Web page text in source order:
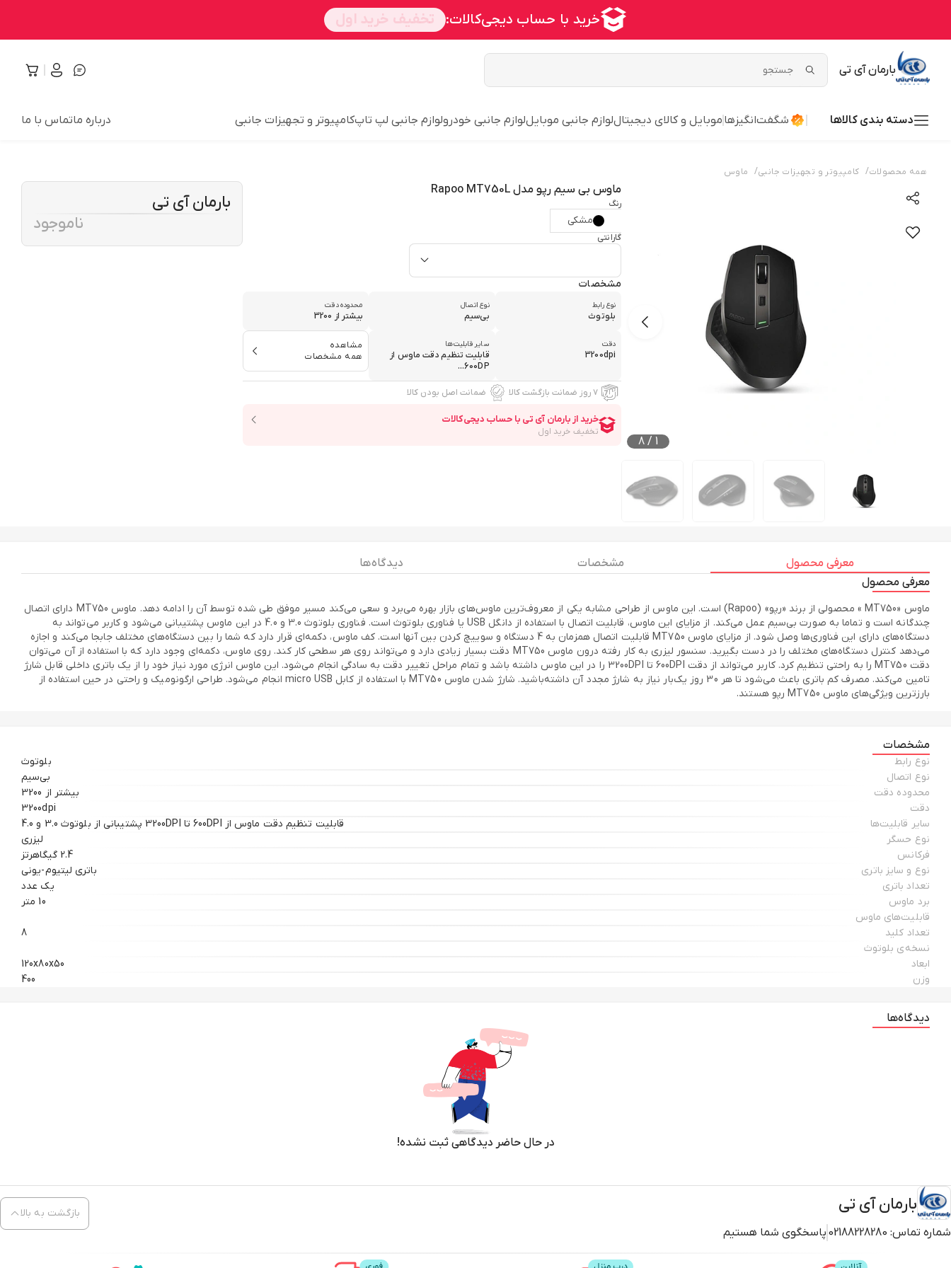
بارمان آی تی
دسته بندی کالاها شگفت‌انگیزها موبایل و کالای دیجیتاللوازم جانبی موبایللوازم جانبی خودرولوازم جانبی لپ تاپکامپیوتر و تجهیزات جانبی درباره ماتماس با ما
همه محصولات/ کامپیوتر و تجهیزات جانبی/ ماوس
1
/
8
ماوس بی سیم رپو مدل Rapoo MT750L
رنگ
مشکی
گارانتی
مشخصات
نوع رابط
بلوتوث
نوع اتصال
بی‌سیم
محدوده دقت
بیشتر از 3200
دقت
3200dpi
سایر قابلیت‌ها
قابلیت تنظیم دقت ماوس از
600DP...
مشاهده
همه مشخصات
۷ روز ضمانت بازگشت کالا ضمانت اصل بودن کالا
بارمان آی تی
ناموجود
معرفی محصول مشخصات
دیدگاه ها
معرفی محصول
ماوس «MT750 » محصولی از برند «رپو» (Rapoo) است. این ماوس از طراحی مشابه یکی از معروف‌ترین ماوس‌های بازار بهره می‌برد و سعی می‌کند مسیر موفق طی شده توسط آن را ادامه دهد. ماوس MT750 دارای اتصال
چندگانه است و تماما به صورت بی‌سیم عمل می‌کند. از مزایای این ماوس، قابلیت اتصال با استفاده از دانگل USB یا فناوری بلوتوث است. فناوری بلوتوث 3.0 و 4.0 در این ماوس پشتیبانی می‌شود و کاربر می‌تواند به
دستگاه‌های دارای این فناوری‌ها وصل شود. از مزایای ماوس MT750 قابلیت اتصال همزمان به 4 دستگاه و سوییچ کردن بین آنها است. کف ماوس، دکمه‌ای قرار دارد که شما را بین دستگاه‌های مختلف جابجا می‌کند و اجازه
می‌دهد کنترل دستگاه‌های مختلف را در دست بگیرید. سنسور لیزری به کار رفته درون ماوس MT750 دقت بسیار زیادی دارد و می‌تواند روی هر سطحی کار کند. روی ماوس، دکمه‌ای وجود دارد که با استفاده از آن می‌توان
دقت MT750 را به راحتی تنظیم کرد. کاربر می‌تواند از دقت 600DPI تا 3200DPI را در این ماوس داشته باشد و تمام مراحل تغییر دقت به سادگی انجام می‌شود. این ماوس انرژی مورد نیاز خود را از یک باتری داخلی قابل شارژ
تامین می‌کند. مصرف کم باتری باعث می‌شود تا هر 30 روز یک‌بار نیاز به شارژ مجدد آن داشته‌باشید. شارژ شدن ماوس MT750 با استفاده از کابل micro USB انجام می‌شود. طراحی ارگونومیک و راحتی در حین استفاده از
بارزترین ویژگی‌های ماوس MT750 رپو هستند.
مشخصات
نوع رابط
بلوتوث
نوع اتصال
بی‌سیم
محدوده دقت
بیشتر از 3200
دقت
3200dpi
سایر قابلیت‌ها
قابلیت تنظیم دقت ماوس از 600DPI تا 3200DPI پشتیبانی از بلوتوث 3.0 و 4.0
نوع حسگر
لیزری
فرکانس
2.4 گیگاهرتز
نوع و سایز باتری
باتری لیتیوم-یونی
تعداد باتری
یک عدد
برد ماوس
10 متر
قابلیت‌های ماوس
تعداد کلید
8
نسخه‌ی بلوتوث
ابعاد
120x80x50
وزن
400
دیدگاه‌ها
در حال حاضر دیدگاهی ثبت نشده!
بارمان آی تی
شماره تماس: 02188228280 پاسخگوی شما هستیم
بازگشت به بالا